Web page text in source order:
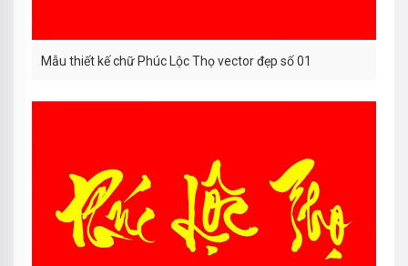
Mẫu thiết kế chữ Phúc Lộc Thọ vector đẹp số 01